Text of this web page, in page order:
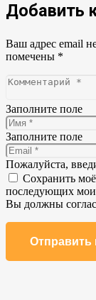
Добавить
Ваш адрес email
помечены *
Заполните поле
Заполните поле
Пожалуйста,
Сохранить
последующих
Вы должны
Отправить